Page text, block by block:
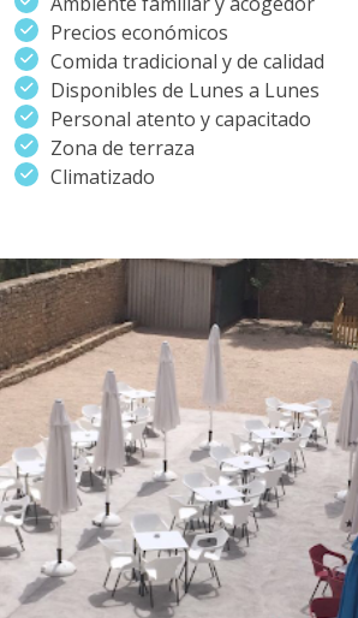
Precios económicos
Comida tradicional y de calidad
Disponibles de Lunes a Lunes
Personal atento y capacitado
Zona de terraza
Climatizado